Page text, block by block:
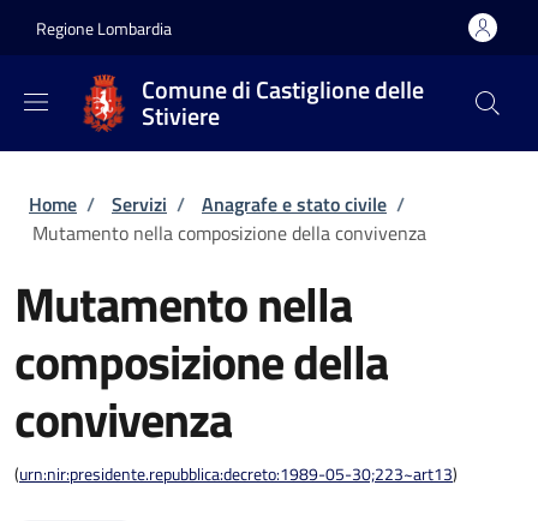
Regione Lombardia
Comune di Castiglione delle
Stiviere
Briciole di pane
Home / Servizi / Anagrafe e stato civile /
Mutamento nella composizione della convivenza
Mutamento nella
composizione della
convivenza
(urn:nir:presidente.repubblica:decreto:1989-05-30;223~art13)